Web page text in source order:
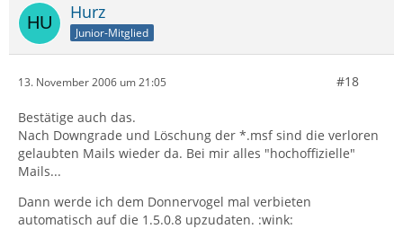
Hurz
Junior-Mitglied
13. November 2006 um 21:05 #18
Bestätige auch das.
Nach Downgrade und Löschung der *.msf sind die verloren
gelaubten Mails wieder da. Bei mir alles "hochoffizielle"
Mails...
Dann werde ich dem Donnervogel mal verbieten
automatisch auf die 1.5.0.8 upzudaten. :wink: